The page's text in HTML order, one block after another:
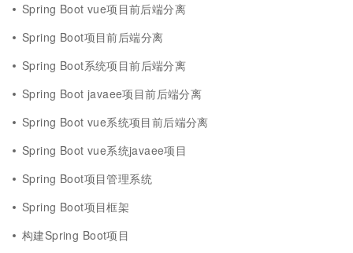
Spring Boot vue项目前后端分离
Spring Boot项目前后端分离
Spring Boot系统项目前后端分离
Spring Boot javaee项目前后端分离
Spring Boot vue系统项目前后端分离
Spring Boot vue系统javaee项目
Spring Boot项目管理系统
Spring Boot项目框架
构建Spring Boot项目